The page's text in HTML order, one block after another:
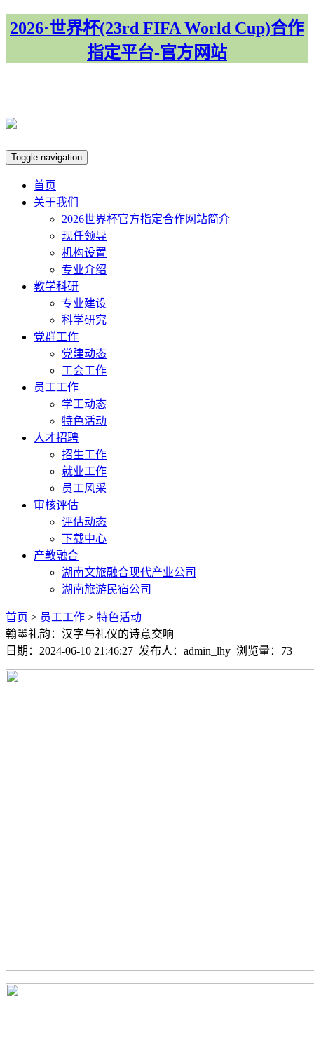
2026·世界杯(23rd FIFA World Cup)合作
指定平台-官方网站
Toggle navigation
首页
关于我们
​2026世界杯官方指定合作网站简介
现任领导
机构设置
专业介绍
教学科研
专业建设
科学研究
党群工作
党建动态
工会工作
员工工作
学工动态
特色活动
人才招聘
招生工作
就业工作
员工风采
审核评估
评估动态
下载中心
产教融合
湖南文旅融合现代产业公司
湖南旅游民宿公司
首页 > 员工工作 > 特色活动
翰墨礼韵：汉字与礼仪的诗意交响
日期：2024-06-10 21:46:27 发布人：admin_lhy 浏览量： 73